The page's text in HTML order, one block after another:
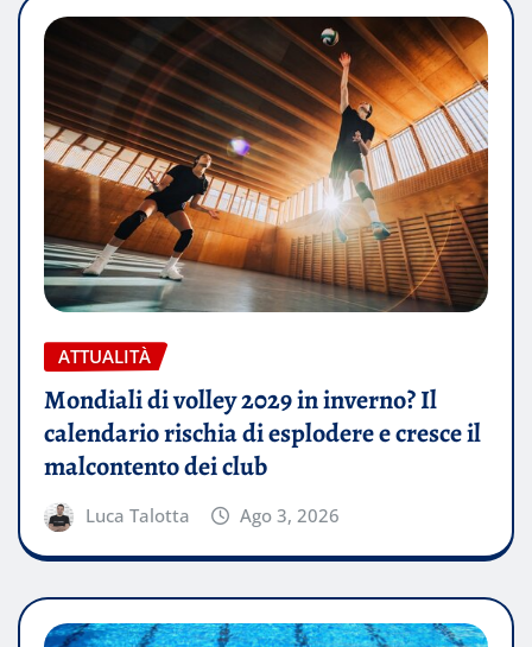
ATTUALITÀ
Mondiali di volley 2029 in inverno? Il
calendario rischia di esplodere e cresce il
malcontento dei club
Luca Talotta Ago 3, 2026